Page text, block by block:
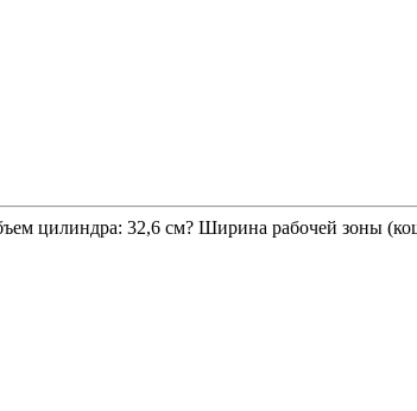
цилиндра: 32,6 см? Ширина рабочей зоны